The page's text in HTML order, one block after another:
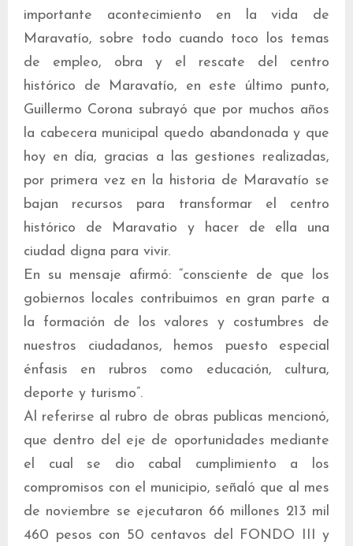
importante acontecimiento en la vida de
Maravatío, sobre todo cuando toco los temas
de empleo, obra y el rescate del centro
histórico de Maravatío, en este último punto,
Guillermo Corona subrayó que por muchos años
la cabecera municipal quedo abandonada y que
hoy en día, gracias a las gestiones realizadas,
por primera vez en la historia de Maravatío se
bajan recursos para transformar el centro
histórico de Maravatio y hacer de ella una
ciudad digna para vivir.
En su mensaje afirmó: “consciente de que los
gobiernos locales contribuimos en gran parte a
la formación de los valores y costumbres de
nuestros ciudadanos, hemos puesto especial
énfasis en rubros como educación, cultura,
deporte y turismo”.
Al referirse al rubro de obras publicas mencionó,
que dentro del eje de oportunidades mediante
el cual se dio cabal cumplimiento a los
compromisos con el municipio, señaló que al mes
de noviembre se ejecutaron 66 millones 213 mil
460 pesos con 50 centavos del FONDO III y